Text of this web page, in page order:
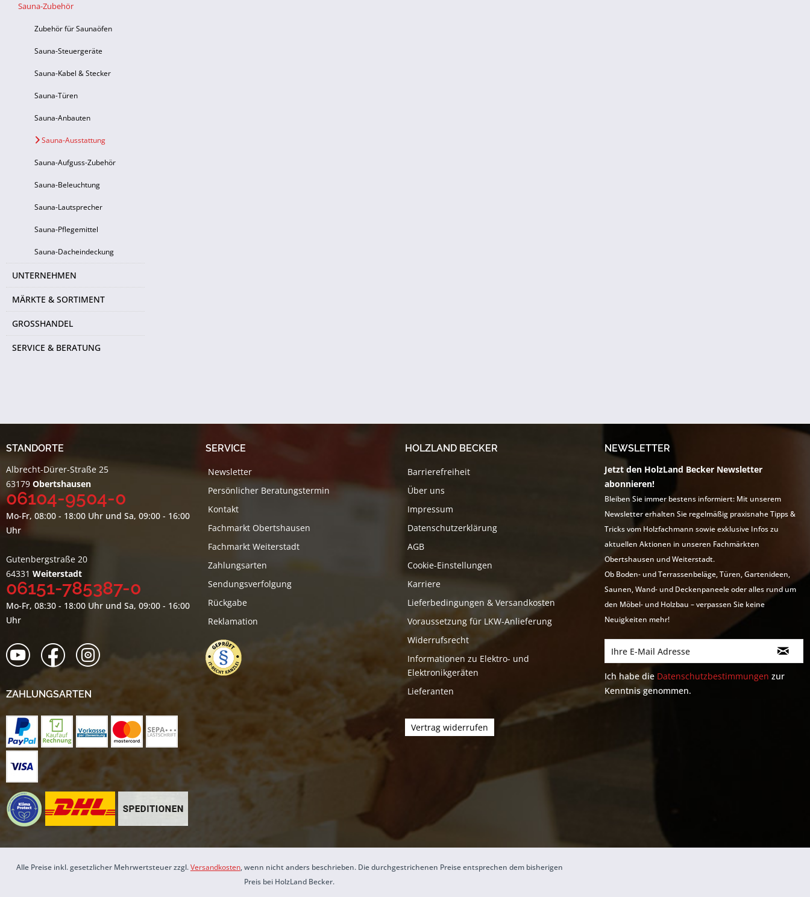
Sauna-Zubehör
Zubehör für Saunaöfen
Sauna-Steuergeräte
Sauna-Kabel & Stecker
Sauna-Türen
Sauna-Anbauten
Sauna-Ausstattung
Sauna-Aufguss-Zubehör
Sauna-Beleuchtung
Sauna-Lautsprecher
Sauna-Pflegemittel
Sauna-Dacheindeckung
UNTERNEHMEN
MÄRKTE & SORTIMENT
GROSSHANDEL
SERVICE & BERATUNG
STANDORTE
Albrecht-Dürer-Straße 25
63179 Obertshausen
06104-9504-0
Mo-Fr, 08:00 - 18:00 Uhr und Sa, 09:00 - 16:00
Uhr
Gutenbergstraße 20
64331 Weiterstadt
06151-785387-0
Mo-Fr, 08:30 - 18:00 Uhr und Sa, 09:00 - 16:00
Uhr
ZAHLUNGSARTEN
SERVICE
Newsletter
Persönlicher Beratungstermin
Kontakt
Fachmarkt Obertshausen
Fachmarkt Weiterstadt
Zahlungsarten
Sendungsverfolgung
Rückgabe
Reklamation
HOLZLAND BECKER
Barrierefreiheit
Über uns
Impressum
Datenschutzerklärung
AGB
Cookie-Einstellungen
Karriere
Lieferbedingungen & Versandkosten
Voraussetzung für LKW-Anlieferung
Widerrufsrecht
Informationen zu Elektro- und
Elektronikgeräten
Lieferanten
Vertrag widerrufen
NEWSLETTER
Jetzt den HolzLand Becker Newsletter
abonnieren!
Bleiben Sie immer bestens informiert: Mit unserem
Newsletter erhalten Sie regelmäßig praxisnahe Tipps &
Tricks vom Holzfachmann sowie exklusive Infos zu
aktuellen Aktionen in unseren Fachmärkten
Obertshausen und Weiterstadt.
Ob Boden- und Terrassenbeläge, Türen, Gartenideen,
Saunen, Wand- und Deckenpaneele oder alles rund um
den Möbel- und Holzbau – verpassen Sie keine
Neuigkeiten mehr!
Ich habe die Datenschutzbestimmungen zur
Kenntnis genommen.
Alle Preise inkl. gesetzlicher Mehrwertsteuer zzgl.Versandkosten, wenn nicht anders beschrieben. Die durchgestrichenen Preise entsprechen dem bisherigen
Preis bei HolzLand Becker.